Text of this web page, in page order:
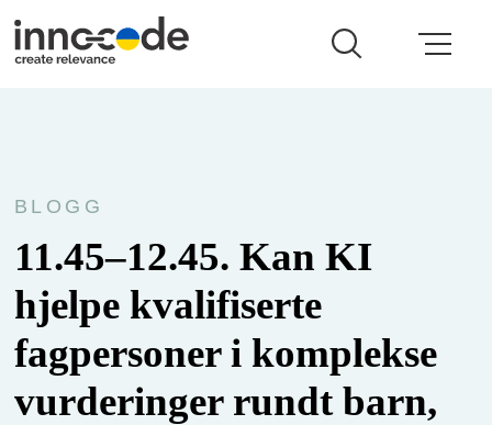
BLOGG
11.45–12.45. Kan KI
hjelpe kvalifiserte
fagpersoner i komplekse
vurderinger rundt barn,